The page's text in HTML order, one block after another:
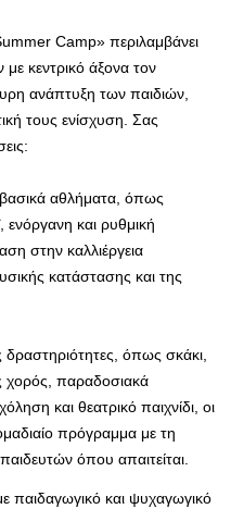
Camp» περιλαμβάνει
κεντρικό άξονα τον
ανάπτυξη των παιδιών,
τους ενίσχυση. Σας
βασικά αθλήματα, όπως
και ρυθμική
στην καλλιέργεια
κατάστασης και της
δραστηριότητες, όπως σκάκι,
χορός, παραδοσιακά
και θεατρικό παιχνίδι, οι
πρόγραμμα με τη
όπου απαιτείται.
παιδαγωγικό και ψυχαγωγικό